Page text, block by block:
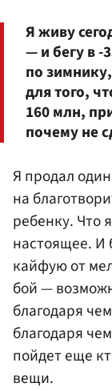
Я живу
— и бегу в -
по
для того,
160 млн,
почему не
Я продал
на
ребенку. Что
настоящее. И
кайфую от
бой —
благодаря
благодаря
пойдет еще
вещи.